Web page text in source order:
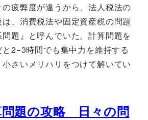
疲弊度が違うから、法人税法の
、消費税法や固定資産税の問題
題』と呼んでいた。計算問題を
2−3時間でも集中力を維持する
さいメリハリをつけて解いてい
題の攻略 日々の問